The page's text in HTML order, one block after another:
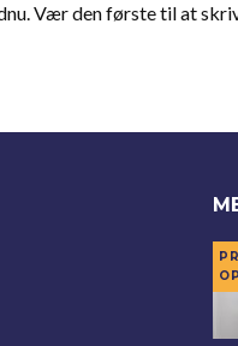
Vær den første til at